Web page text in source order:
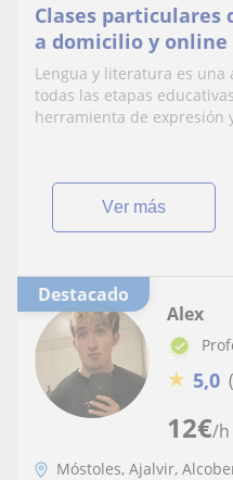
Clases
a domicilio y online
Lengua y literatura es
todas las etapas
herramienta de expresión
ver más
Destacado
12€/h
Alex
★ 5,0
Móstoles, Ajalvir,